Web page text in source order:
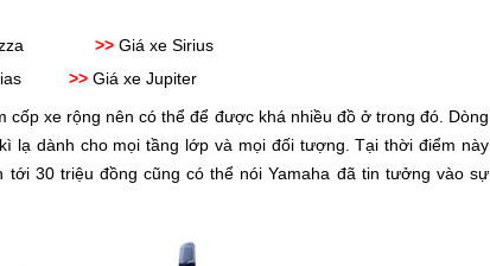
>> Giá xe Sirius
>> Giá xe Jupiter
xe rộng nên có thể để được khá nhiều đồ ở trong đó. Dòng
lạ dành cho mọi tầng lớp và mọi đối tượng. Tại thời điểm này
30 triệu đồng cũng có thể nói Yamaha đã tin tưởng vào sự